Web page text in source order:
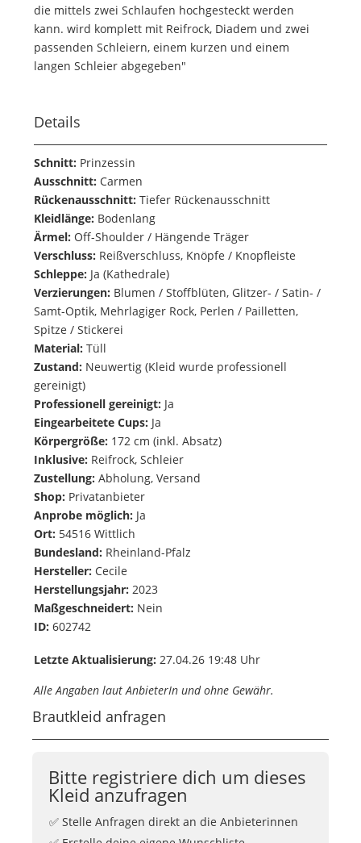
die mittels zwei Schlaufen hochgesteckt werden
kann. wird komplett mit Reifrock, Diadem und zwei
passenden Schleiern, einem kurzen und einem
langen Schleier abgegeben"
Details
Schnitt: Prinzessin
Ausschnitt: Carmen
Rückenausschnitt:Tiefer Rückenausschnitt
Kleidlänge: Bodenlang
Ärmel: Off-Shoulder / Hängende Träger
Verschluss: Reißverschluss, Knöpfe / Knopfleiste
Schleppe: Ja (Kathedrale)
Verzierungen: Blumen / Stoffblüten, Glitzer- / Satin- /
Samt-Optik, Mehrlagiger Rock, Perlen / Pailletten,
Spitze / Stickerei
Material:Tüll
Zustand: Neuwertig (Kleid wurde professionell
gereinigt)
Professionell gereinigt: Ja
Eingearbeitete Cups: Ja
Körpergröße: 172 cm (inkl. Absatz)
Inklusive: Reifrock, Schleier
Zustellung:Abholung, Versand
Shop: Privatanbieter
Anprobe möglich: Ja
Ort: 54516 Wittlich
Bundesland: Rheinland-Pfalz
Hersteller: Cecile
Herstellungsjahr: 2023
Maßgeschneidert: Nein
ID: 602742
Letzte Aktualisierung: 27.04.26 19:48 Uhr
Alle Angaben laut AnbieterIn und ohne Gewähr.
Brautkleid anfragen
Bitte registriere dich um dieses
Kleid anzufragen
✅ Stelle Anfragen direkt an die Anbieterinnen